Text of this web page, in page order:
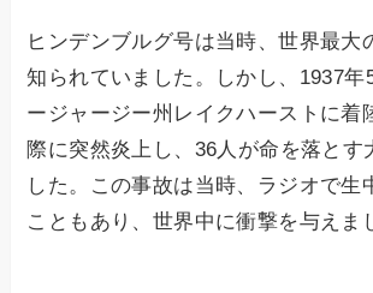
ヒンデンブルグ号は当時、世界最大
知られていました。しかし、1937年
ージャージー州レイクハーストに着
際に突然炎上し、36人が命を落とす
した。この事故は当時、ラジオで生
こともあり、世界中に衝撃を与えま